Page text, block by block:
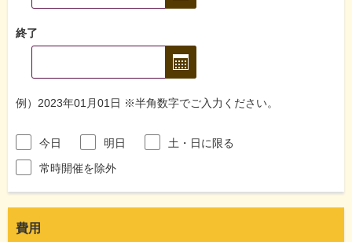
終了
例）2023年01月01日 ※半角数字でご入力ください。
今日 明日
土・日に限る
常時開催を除外
費用